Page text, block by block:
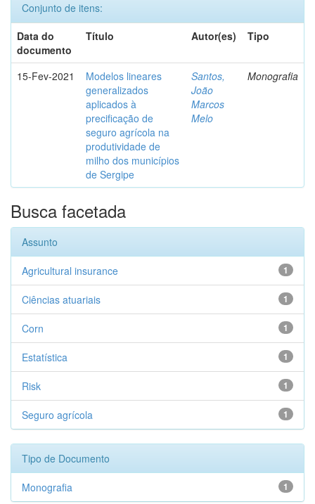
Conjunto de itens:
Data do
documento
Título Autor(es) Tipo
15-Fev-2021
Modelos lineares
generalizados
aplicados à
precificação de
seguro agrícola na
produtividade de
milho dos municípios
de Sergipe
Santos,
João
Marcos
Melo
Monografia
Busca facetada
Assunto
1
Agricultural insurance
1
Ciências atuariais
1
Corn
1
Estatística
1
Risk
1
Seguro agrícola
Tipo de Documento
1
Monografia